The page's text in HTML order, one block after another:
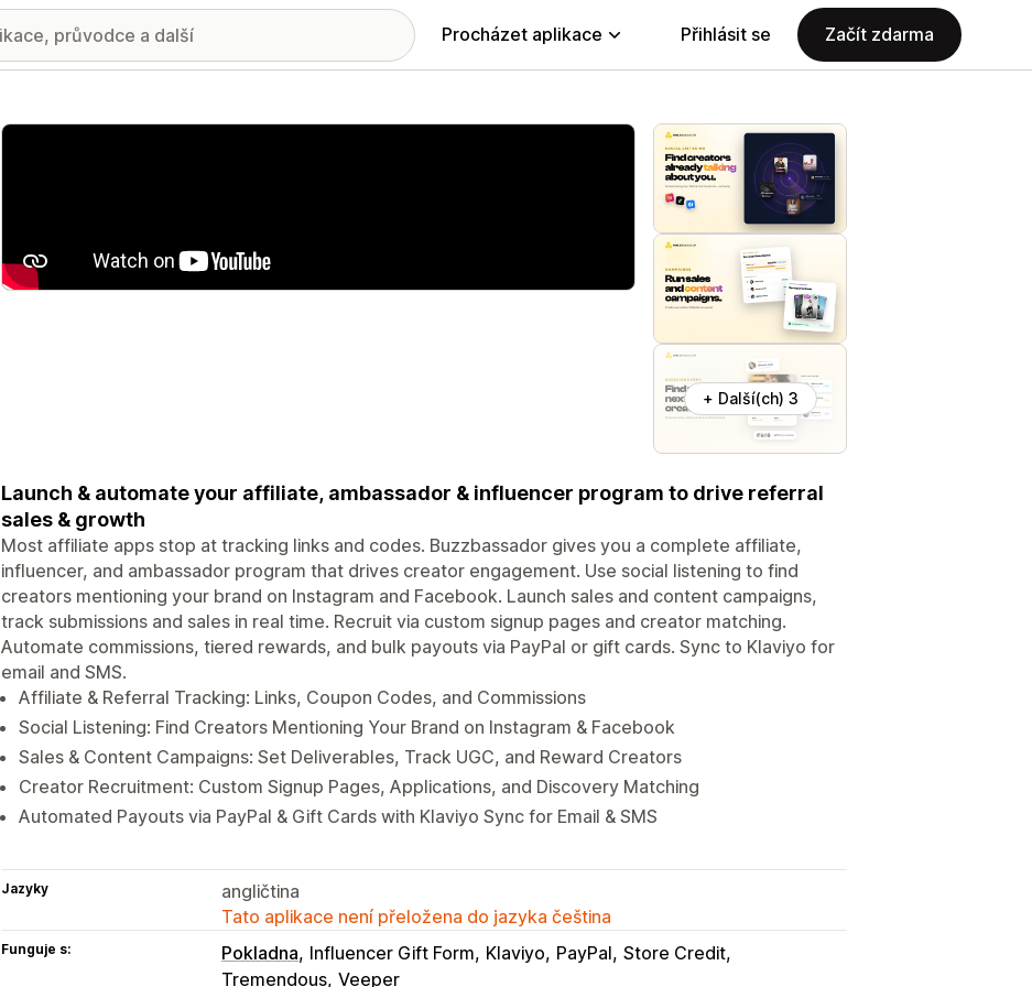
Procházet aplikace Přihlásit se Začít zdarma
Galerie propagovaných obrázků
+ Další(ch) 3
Launch & automate your affiliate, ambassador & influencer program to drive referral
sales & growth
Most affiliate apps stop at tracking links and codes. Buzzbassador gives you a complete affiliate,
influencer, and ambassador program that drives creator engagement. Use social listening to find
creators mentioning your brand on Instagram and Facebook. Launch sales and content campaigns,
track submissions and sales in real time. Recruit via custom signup pages and creator matching.
Automate commissions, tiered rewards, and bulk payouts via PayPal or gift cards. Sync to Klaviyo for
email and SMS.
Affiliate & Referral Tracking: Links, Coupon Codes, and Commissions
Social Listening: Find Creators Mentioning Your Brand on Instagram & Facebook
Sales & Content Campaigns: Set Deliverables, Track UGC, and Reward Creators
Creator Recruitment: Custom Signup Pages, Applications, and Discovery Matching
Automated Payouts via PayPal & Gift Cards with Klaviyo Sync for Email & SMS
Jazyky
angličtina
Tato aplikace není přeložena do jazyka čeština
Funguje s: Pokladna Influencer Gift Form Klaviyo PayPal Store Credit
Tremendous Veeper